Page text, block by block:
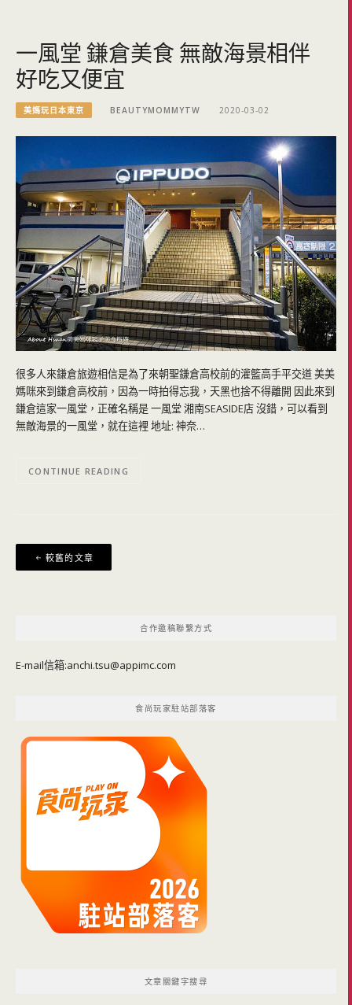
一風堂 鎌倉美食 無敵海景相伴
好吃又便宜
美媽玩日本東京 BEAUTYMOMMYTW 2020-03-02
很多人來鎌倉旅遊相信是為了來朝聖鎌倉高校前的灌籃高手平交道 美美
媽咪來到鎌倉高校前，因為一時拍得忘我，天黑也捨不得離開 因此來到
鎌倉這家一風堂，正確名稱是 一風堂 湘南SEASIDE店 沒錯，可以看到
無敵海景的一風堂，就在這裡 地址: 神奈…
CONTINUE READING
文
章
較舊的文章
合作邀稿聯繫方式
E-mail信箱:anchi.tsu@appimc.com
食尚玩家駐站部落客
文章關鍵字搜尋